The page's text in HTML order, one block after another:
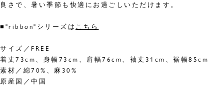
良さで、暑い季節も快適にお過ごしいただけます。
■"ribbon"シリーズは こちら
サイズ／FREE
着丈73cm、身幅73cm、肩幅76cm、袖丈31cm、裾幅85cm
素材／綿70%、麻30%
原産国／中国